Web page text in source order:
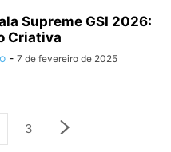
Supreme GSI 2026:
Criativa
- 7 de fevereiro de 2025
3